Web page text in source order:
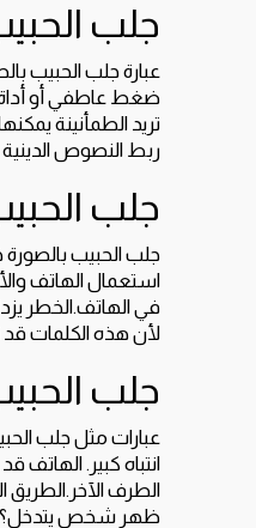
جلب
عبارة جلب الحبيب
ضغط عاطفي أو أداة
تريد الطمأنينة
ربط النصوص
جلب
جلب الحبيب
استعمال الهاتف
في الهاتف.الخطر
لأن هذه الكلمات قد
جلب
عبارات مثل جلب
انتباه كبير. الهاتف
الطرف الآخر.الطريق
ظهر شخص يتدخل؟